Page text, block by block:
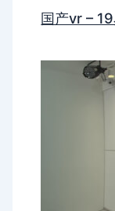
国产vr –